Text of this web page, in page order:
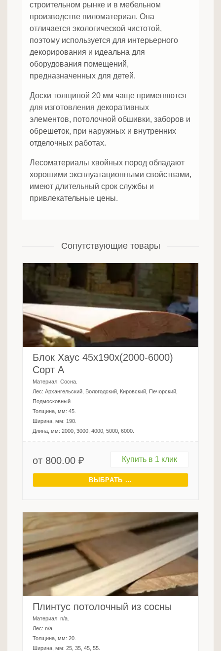
строительном рынке и в мебельном
производстве пиломатериал. Она
отличается экологической чистотой,
поэтому используется для интерьерного
декорирования и идеальна для
оборудования помещений,
предназначенных для детей.
Доски толщиной 20 мм чаще применяются
для изготовления декоративных
элементов, потолочной обшивки, заборов и
обрешеток, при наружных и внутренних
отделочных работах.
Лесоматериалы хвойных пород обладают
хорошими эксплуатационными свойствами,
имеют длительный срок службы и
привлекательные цены.
Сопутствующие товары
Блок Хаус 45х190х(2000-6000)
Сорт А
Материал: Сосна.
Лес: Архангельский, Вологодский, Кировский, Печорский,
Подмосковный.
Толщина, мм: 45.
Ширина, мм: 190.
Длина, мм: 2000, 3000, 4000, 5000, 6000.
от 800.00 ₽ Купить в 1 клик
ВЫБРАТЬ ...
Плинтус потолочный из сосны
Материал: n/a.
Лес: n/a.
Толщина, мм: 20.
Ширина, мм: 25, 35, 45, 55.